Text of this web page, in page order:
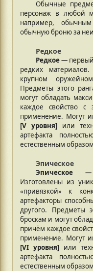
Обычные
персонаж в любой
например,
обычную броню за
Редкое
Редкое— первый
редких
крупном
Предметы этого
могут обладать
каждое свойство с
применение. Могут
[V уровня] или
артефакта
естественным
Эпическое
Эпическое —
Изготовлены из
«привязкой» к
артефакторы
другого. Предметы
броскам и могут
причём каждое
применение. Могут
[VI уровня] или
артефакта
естественным